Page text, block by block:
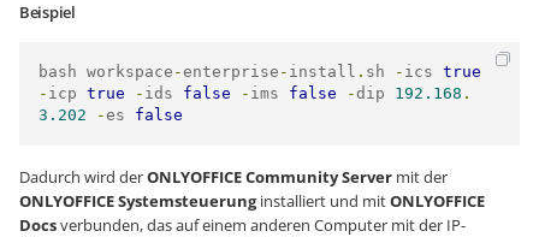
Beispiel
bash workspace -enterprise - install . sh - ics true
- icp true - ids false - ims false -dip 192.168 .
3.202
-es false
Dadurch wird derONLYOFFICE Community Server mit der
ONLYOFFICE Systemsteuerunginstalliert und mitONLYOFFICE
Docsverbunden, das auf einem anderen Computer mit der IP-